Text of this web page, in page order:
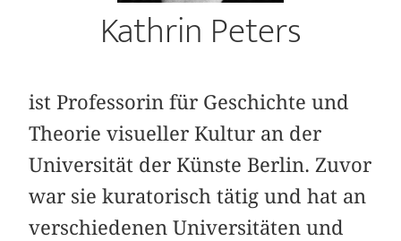
Kathrin Peters
ist Professorin für Geschichte und
Theorie visueller Kultur an der
Universität der Künste Berlin. Zuvor
war sie kuratorisch tätig und hat an
verschiedenen Universitäten und